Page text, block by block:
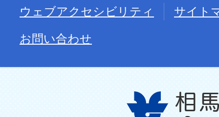
ウェブアクセシビリティ
サイト
お問い合わせ